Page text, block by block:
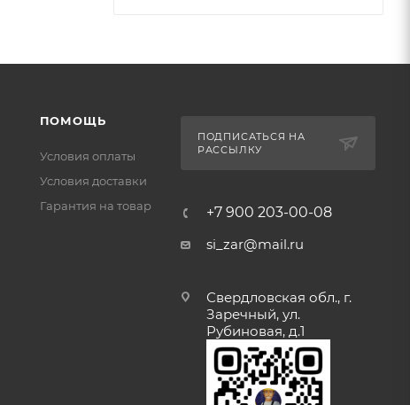
ПОМОЩЬ
Условия оплаты
Условия доставки
Гарантия на товар
ПОДПИСАТЬСЯ НА
РАССЫЛКУ
+7 900 203-00-08
si_zar@mail.ru
Свердловская обл., г.
Заречный, ул.
Рубиновая, д.1